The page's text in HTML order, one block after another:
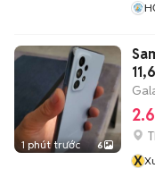
1 phút trước 6
X